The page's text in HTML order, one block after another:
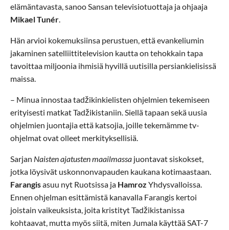
elämäntavasta, sanoo Sansan televisiotuottaja ja ohjaaja
Mikael Tunér.
Hän arvioi kokemuksiinsa perustuen, että evankeliumin
jakaminen satelliittitelevision kautta on tehokkain tapa
tavoittaa miljoonia ihmisiä hyvillä uutisilla persiankielisissä
maissa.
– Minua innostaa tadžikinkielisten ohjelmien tekemiseen
erityisesti matkat Tadžikistaniin. Siellä tapaan sekä uusia
ohjelmien juontajia että katsojia, joille tekemämme tv-
ohjelmat ovat olleet merkityksellisiä.
Sarjan Naisten ajatusten maailmassa juontavat siskokset,
jotka löysivät uskonnonvapauden kaukana kotimaastaan.
Farangisasuu nyt Ruotsissa ja Hamroz Yhdysvalloissa.
Ennen ohjelman esittämistä kanavalla Farangis kertoi
joistain vaikeuksista, joita kristityt Tadžikistanissa
kohtaavat, mutta myös siitä, miten Jumala käyttää SAT-7